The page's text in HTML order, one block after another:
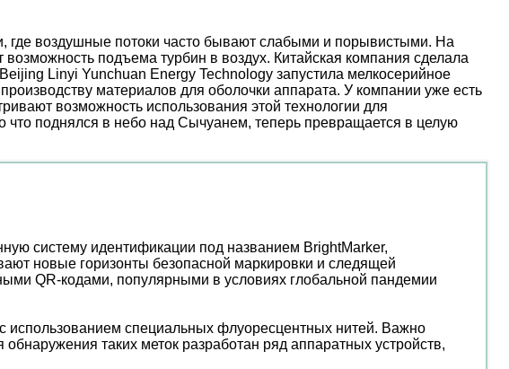
где воздушные потоки часто бывают слабыми и порывистыми. На
подъема турбин в воздух. Китайская компания сделала
Linyi Yunchuan Energy Technology запустила мелкосерийное
материалов для оболочки аппарата. У компании уже есть
возможность использования этой технологии для
что поднялся в небо над Сычуанем, теперь превращается в целую
систему идентификации под названием BrightMarker,
новые горизонты безопасной маркировки и следящей
QR-кодами, популярными в условиях глобальной пандемии
использованием специальных флуоресцентных нитей. Важно
таких меток разработан ряд аппаратных устройств,